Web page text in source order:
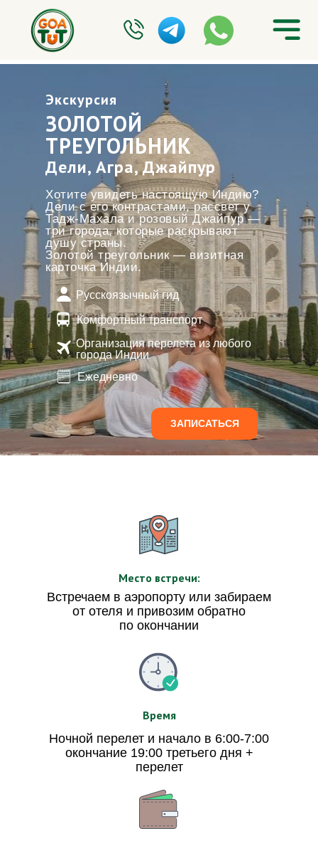
Дели, Агра, Джайпур
Экскурсия
ЗОЛОТОЙ
ТРЕУГОЛЬНИК
Хотите увидеть настоящую Индию?
Дели с его контрастами, рассвет у
Тадж-Махала и розовый Джайпур —
три города, которые раскрывают
душу страны.
Золотой треугольник — визитная
карточка Индии.
ЗАПИСАТЬСЯ
Комфортный транспорт
Ежедневно
Организация перелета из любого
города Индии
Русскоязычный гид
Встречаем в аэропорту или забираем
от отеля и привозим обратно
по окончании
Ночной перелет и начало в 6:00-7:00
окончание 19:00 третьего дня +
перелет
Место встречи:
Время